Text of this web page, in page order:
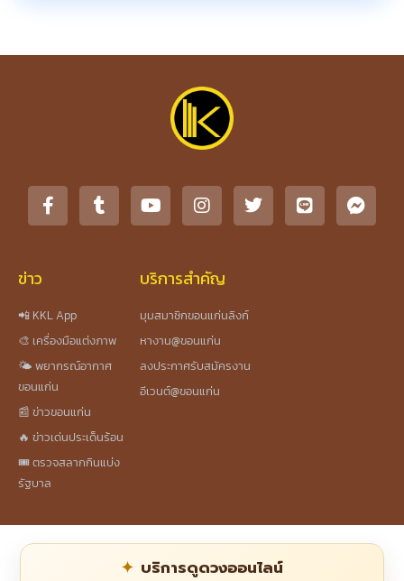
ข่าว
📲 KKL App
🎨 เครื่องมือแต่งภาพ
🌤️ พยากรณ์อากาศ
ขอนแก่น
📰 ข่าวขอนแก่น
🔥 ข่าวเด่นประเด็นร้อน
🎟️ ตรวจสลากกินแบ่ง
รัฐบาล
บริการสำคัญ
มุมสมาชิกขอนแก่นลิงก์
หางาน@ขอนแก่น
ลงประกาศรับสมัครงาน
อีเวนต์@ขอนแก่น
บริการดูดวงออนไลน์